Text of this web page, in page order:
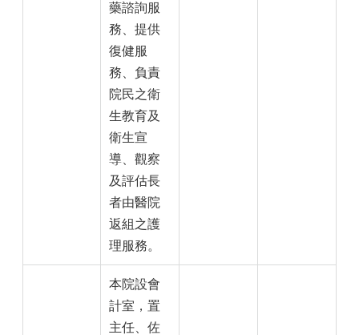
藥諮詢服
務、提供
復健服
務、負責
院民之衛
生教育及
衛生宣
導、觀察
及評估長
者由醫院
返組之護
理服務。
本院設會
計室，置
主任、佐